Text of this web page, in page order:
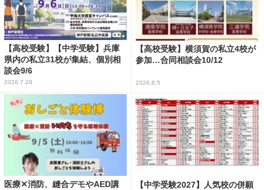
【高校受験】【中学受験】兵庫
県内の私立31校が集結、個別相
談会9/6
2026.7.28
【高校受験】横須賀の私立4校が
参加…合同相談会10/12
2026.8.5
医療✕消防、縫合デモやAED講
【中学受験2027】人気校の併願